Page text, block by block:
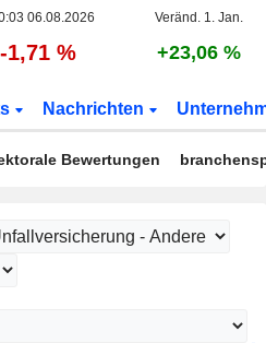
06.08.2026 Veränd. 1. Jan.
-1,71 % +23,06 %
Nachrichten
Bewertungen